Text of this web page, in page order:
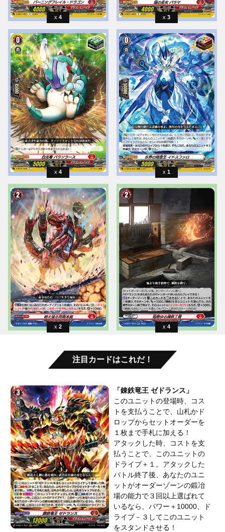
4 3
4 1
2 4
注目カードはこれだ！
「錬鉄竜王 ゼドランス」
このユニットの登場時、コス
トを支払うことで、山札かド
ロップからセットオーダーを
１枚まで手札に加える！
アタックした時、コストを支
払うことで、このユニットの
ドライブ＋１。アタックした
バトル終了後、あなたのユニ
ットがオーダーゾーンの鍛冶
場の能力で３回以上選ばれて
いるなら、パワー＋10000、ド
ライブ－３してこのユニット
をスタンドさせる！